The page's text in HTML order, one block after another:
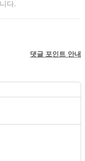
다.
댓글 포인트 안내